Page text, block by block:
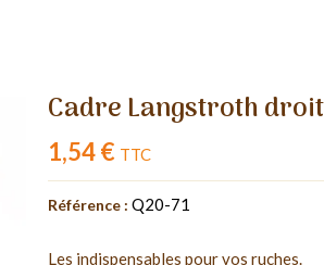
Cadre Langstroth
1,54 € TTC
Référence : Q20-71
Les indispensables pour vos ruches.